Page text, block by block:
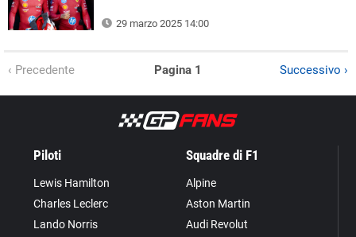
29 marzo 2025 14:00
‹ Precedente Pagina 1 Successivo ›
Piloti
Lewis Hamilton
Charles Leclerc
Lando Norris
Squadre di F1
Alpine
Aston Martin
Audi Revolut